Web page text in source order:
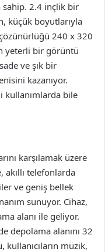
sahip. 2.4 inçlik bir
küçük boyutlarıyla
240 x 320
yeterli bir görüntü
ve şık bir
kazanıyor.
kullanımlarda bile
karşılamak üzere
akıllı telefonlarda
ve geniş bellek
sunuyor. Cihaz,
alanı ile geliyor.
depolama alanını 32
kullanıcıların müzik,